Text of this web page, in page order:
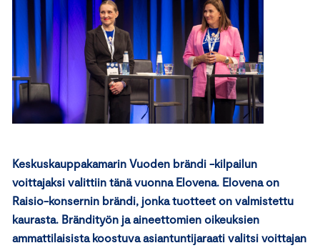
Keskuskauppakamarin Vuoden brändi -kilpailun
voittajaksi valittiin tänä vuonna Elovena. Elovena on
Raisio-konsernin brändi, jonka tuotteet on valmistettu
kaurasta. Brändityön ja aineettomien oikeuksien
ammattilaisista koostuva asiantuntijaraati valitsi voittajan